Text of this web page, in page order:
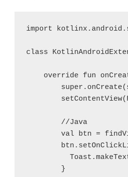
import
class
override fun
        //Java
val btn =
        }